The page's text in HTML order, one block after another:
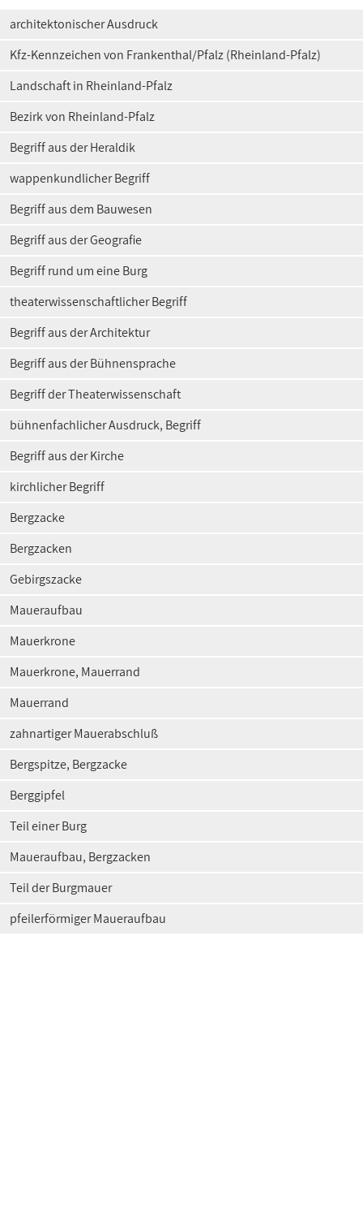
architektonischer Ausdruck
Kfz-Kennzeichen von Frankenthal/Pfalz (Rheinland-Pfalz)
Landschaft in Rheinland-Pfalz
Bezirk von Rheinland-Pfalz
Begriff aus der Heraldik
wappenkundlicher Begriff
Begriff aus dem Bauwesen
Begriff aus der Geografie
Begriff rund um eine Burg
theaterwissenschaftlicher Begriff
Begriff aus der Architektur
Begriff aus der Bühnensprache
Begriff der Theaterwissenschaft
bühnenfachlicher Ausdruck, Begriff
Begriff aus der Kirche
kirchlicher Begriff
Bergzacke
Bergzacken
Gebirgszacke
Maueraufbau
Mauerkrone
Mauerkrone, Mauerrand
Mauerrand
zahnartiger Mauerabschluß
Bergspitze, Bergzacke
Berggipfel
Teil einer Burg
Maueraufbau, Bergzacken
Teil der Burgmauer
pfeilerförmiger Maueraufbau